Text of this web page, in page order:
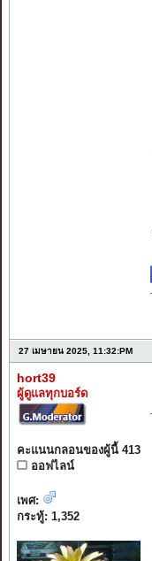
27 เมษายน 2025, 11:32:PM
hort39
ผู้ดูแลทุกบอร์ด
คะแนนกลอนของผู้นี้ 413
ออฟไลน์
เพศ:
กระทู้: 1,352